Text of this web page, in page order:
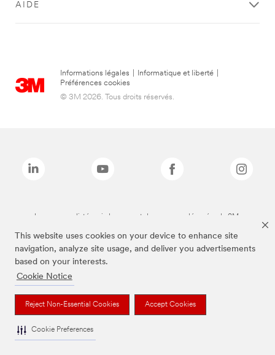
This website uses cookies on your device to enhance site
navigation, analyze site usage, and deliver you advertisements
based on your interests.
Cookie Notice
Reject Non-Essential Cookies Accept Cookies
Cookie Preferences
AIDE
Informations légales Informatique et liberté
Préférences cookies
© 3M 2026. Tous droits réservés.
Les marques listées ci-dessus sont des marques déposées de 3M.